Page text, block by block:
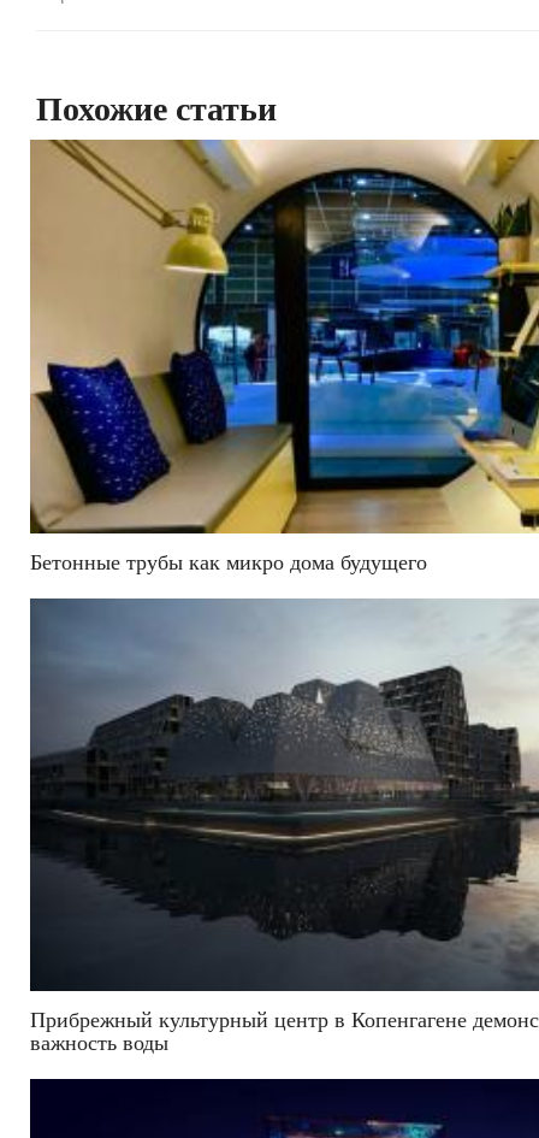
Похожие статьи
Бетонные трубы как микро дома будущего
Прибрежный культурный центр в Копенгагене
важность воды